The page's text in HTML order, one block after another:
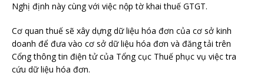
Nghị định này cùng với việc nộp tờ khai thuế GTGT.
Cơ quan thuế sẽ xây dựng dữ liệu hóa đơn của cơ sở kinh
doanh để đưa vào cơ sở dữ liệu hóa đơn và đăng tải trên
Cổng thông tin điện tử của Tổng cục Thuế phục vụ việc tra
cứu dữ liệu hóa đơn.